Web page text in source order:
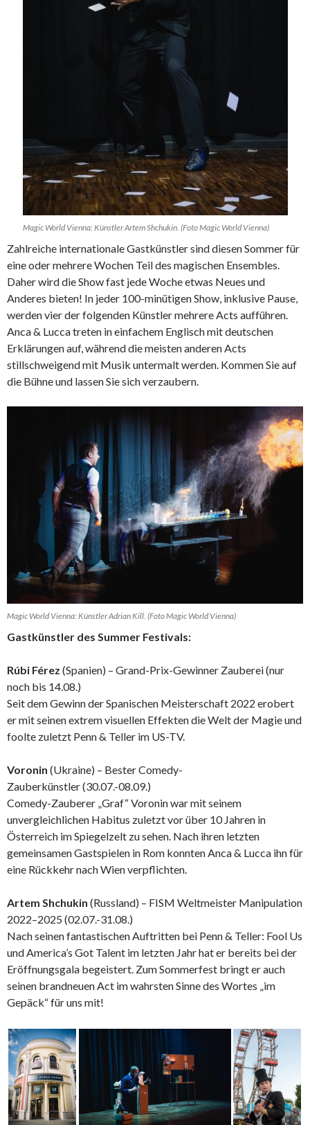
Magic World Vienna: Künstler Artem Shchukin. (Foto Magic World Vienna)
Zahlreiche internationale Gastkünstler sind diesen Sommer für
eine oder mehrere Wochen Teil des magischen Ensembles.
Daher wird die Show fast jede Woche etwas Neues und
Anderes bieten! In jeder 100-minütigen Show, inklusive Pause,
werden vier der folgenden Künstler mehrere Acts aufführen.
Anca & Lucca treten in einfachem Englisch mit deutschen
Erklärungen auf, während die meisten anderen Acts
stillschweigend mit Musik untermalt werden. Kommen Sie auf
die Bühne und lassen Sie sich verzaubern.
Magic World Vienna: Künstler Adrian Kill. (Foto Magic World Vienna)
Gastkünstler des Summer Festivals:
Rúbi Férez (Spanien) – Grand-Prix-Gewinner Zauberei (nur
noch bis 14.08.)
Seit dem Gewinn der Spanischen Meisterschaft 2022 erobert
er mit seinen extrem visuellen Effekten die Welt der Magie und
foolte zuletzt Penn & Teller im US-TV.
Voronin (Ukraine) – Bester Comedy-
Zauberkünstler (30.07.-08.09.)
Comedy-Zauberer „Graf“ Voronin war mit seinem
unvergleichlichen Habitus zuletzt vor über 10 Jahren in
Österreich im Spiegelzelt zu sehen. Nach ihren letzten
gemeinsamen Gastspielen in Rom konnten Anca & Lucca ihn für
eine Rückkehr nach Wien verpflichten.
Artem Shchukin (Russland) – FISM Weltmeister Manipulation
2022–2025 (02.07.-31.08.)
Nach seinen fantastischen Auftritten bei Penn & Teller: Fool Us
und America’s Got Talent im letzten Jahr hat er bereits bei der
Eröffnungsgala begeistert. Zum Sommerfest bringt er auch
seinen brandneuen Act im wahrsten Sinne des Wortes „im
Gepäck“ für uns mit!